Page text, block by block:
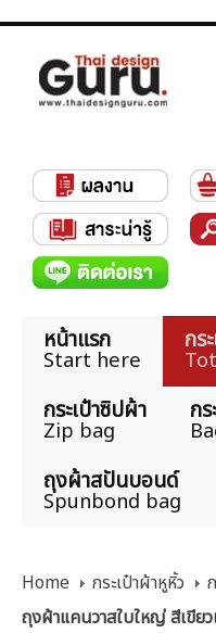
หน้าแรก
Start here
กร
กระเป๋าซิปผ้า
Zip bag
ก
ถุงผ้าสปันบอนด์
Spunbond bag
Home กระเป๋าผ้าหูหิ้ว
ถุงผ้าแคนวาสใบใหญ่ สีเขียว